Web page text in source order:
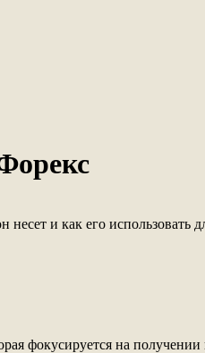
несет и как его
фокусируется на